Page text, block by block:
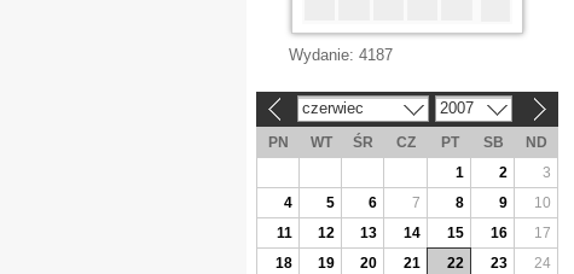
Wydanie: 4187
czerwiec 2007
PN WT ŚR CZ PT SB
ND
1
2
3
4
5 6 7 8 9
10
11
12 13 14 15 16
17
18
19 20 21 22 23
24